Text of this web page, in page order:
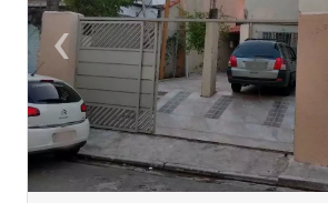
‹Previous